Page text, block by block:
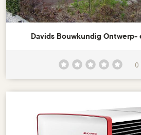
Davids Bouwkundig Ontwerp-
0